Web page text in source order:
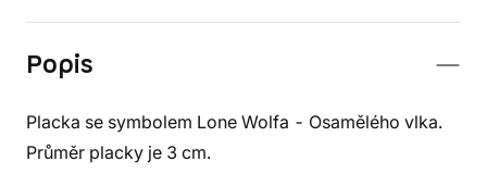
Popis
Placka se symbolem Lone Wolfa - Osamělého vlka.
Průměr placky je 3 cm.